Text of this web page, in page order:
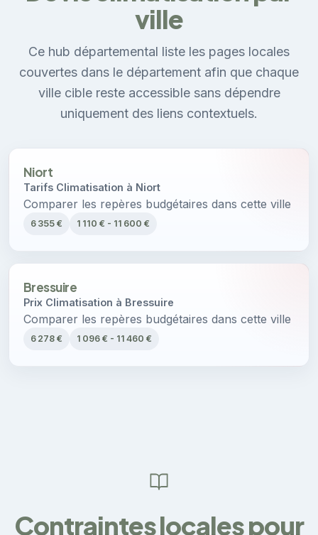
ville
Ce hub départemental liste les pages locales
couvertes dans le département afin que chaque
ville cible reste accessible sans dépendre
uniquement des liens contextuels.
Niort
Tarifs Climatisation à Niort
Comparer les repères budgétaires dans cette ville
6 355 € 1 110 € - 11 600 €
Bressuire
Prix Climatisation à Bressuire
Comparer les repères budgétaires dans cette ville
6 278 € 1 096 € - 11 460 €
Contraintes locales pour